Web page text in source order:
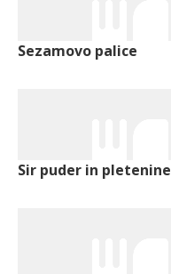
Sezamovo palice
Sir puder in pletenine